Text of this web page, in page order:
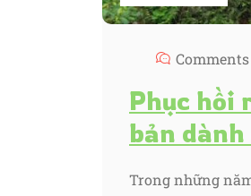
Phục hồi
bản
Trong những